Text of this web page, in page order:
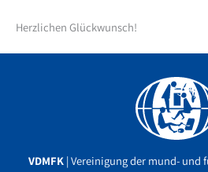
Herzlichen Glückwunsch!
VDMFK | Vereinigung der mund- und